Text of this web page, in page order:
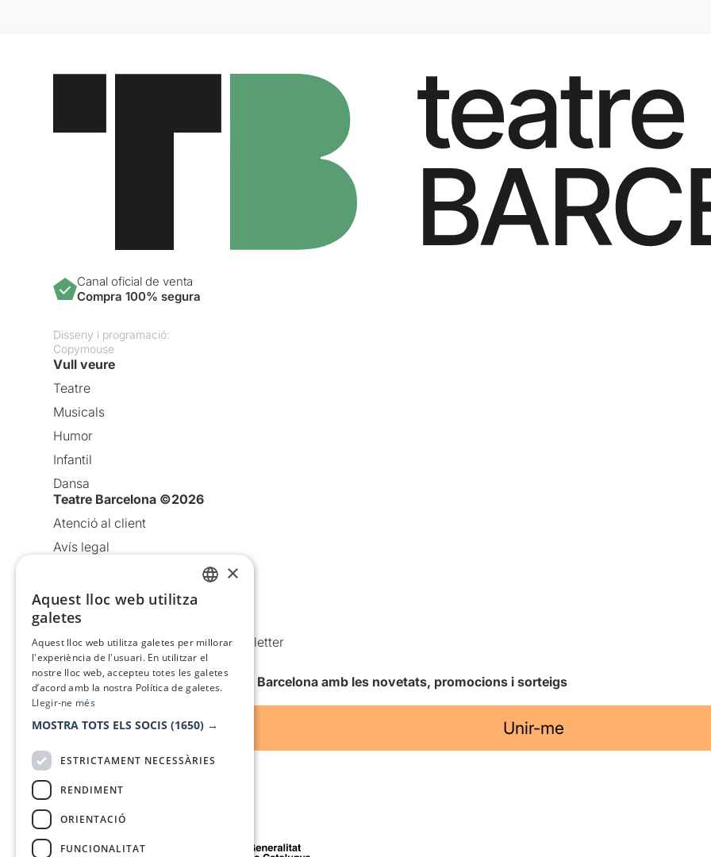
Canal oficial de venta
Compra 100% segura
Disseny i programació:
Copymouse
Vull veure
Teatre
Musicals
Humor
Infantil
Dansa
Teatre Barcelona ©2026
Atenció al client
Avís legal
Política de cookies
Condicions d’ús
Comunicacions comercials i Newsletter
Anuncia’t
Vull rebre la newsletter de Teatre Barcelona amb les novetats, promocions i sorteigs
Unir-me
Amb el suport de
×
Aquest lloc web utilitza
galetes
Aquest lloc web utilitza galetes per millorar
l'experiència de l'usuari. En utilitzar el
nostre lloc web, accepteu totes les galetes
d’acord amb la nostra Política de galetes.
Llegir-ne més
MOSTRA TOTS ELS SOCIS (1650) →
ESTRICTAMENT NECESSÀRIES
RENDIMENT
ORIENTACIÓ
FUNCIONALITAT